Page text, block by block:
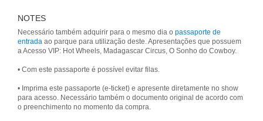
NOTES
Necessário também adquirir para o mesmo dia o passaporte de
entrada ao parque para utilização deste. Apresentações que possuem
a Acesso VIP: Hot Wheels, Madagascar Circus, O Sonho do Cowboy.
• Com este passaporte é possível evitar filas.
• Imprima este passaporte (e-ticket) e apresente diretamente no show
para acesso. Necessário também o documento original de acordo com
o preenchimento no momento da compra.